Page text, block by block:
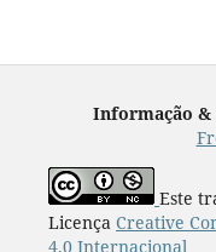
Informação &
Este
Licença Creative
4.0 Internacional